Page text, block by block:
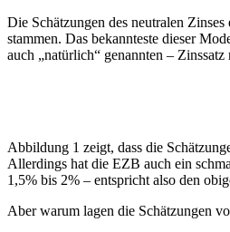
Die Schätzungen des neutralen
stammen. Das bekannteste dieser
auch „natürlich“ genannten –
Abbildung 1 zeigt, dass die
Allerdings hat die EZB auch ein
1,5% bis 2% – entspricht also den
Aber warum lagen die Schätzungen